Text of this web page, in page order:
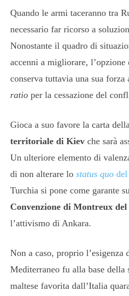
Quando le armi taceranno tra
necessario far ricorso a
Nonostante il quadro di
accenni a migliorare,
conserva tuttavia una sua forza
ratio per la cessazione del
Gioca a suo favore la carta della
territoriale di Kiev che sarà
Un ulteriore elemento di
di non alterare lo status quo
Turchia si pone come garante
Convenzione di Montreux del
l’attivismo di Ankara.
Non a caso, proprio l’esigenza
Mediterraneo fu alla base della
maltese favorita dall’Italia